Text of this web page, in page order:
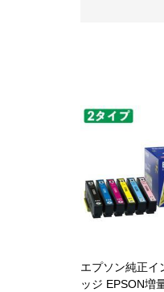
エプソン純正イ
ッジ EPSON増